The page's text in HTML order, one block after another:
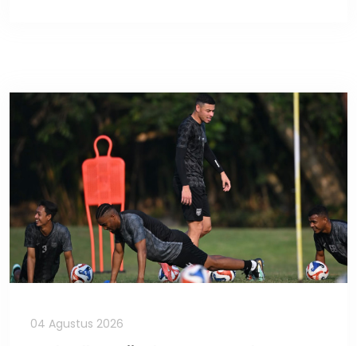
04 Agustus 2026